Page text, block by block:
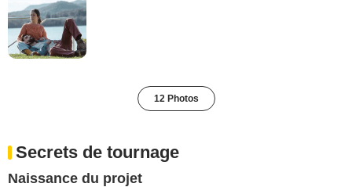
12 Photos
Secrets de tournage
Naissance du projet